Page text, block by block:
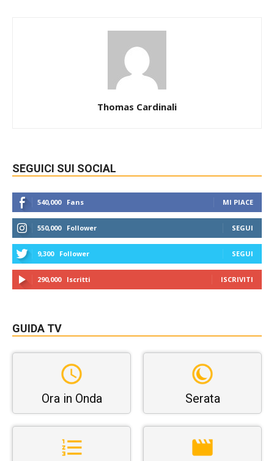
Thomas Cardinali
SEGUICI SUI SOCIAL
540,000 Fans MI PIACE
550,000 Follower SEGUI
9,300 Follower SEGUI
290,000 Iscritti ISCRIVITI
GUIDA TV
Ora in Onda Serata